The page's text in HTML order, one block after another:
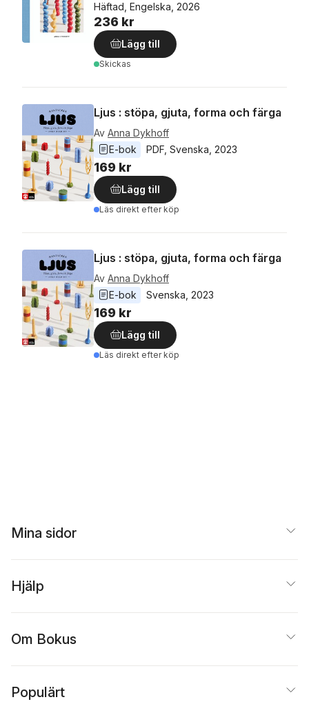
Häftad, Engelska, 2026
236 kr
Lägg till
Skickas
Ljus : stöpa, gjuta, forma och färga
Av Anna Dykhoff
E-bok
PDF Svenska 2023
169 kr
Lägg till
Läs direkt efter köp
Ljus : stöpa, gjuta, forma och färga
Av Anna Dykhoff
E-bok
Svenska 2023
169 kr
Lägg till
Läs direkt efter köp
Mina sidor
Hjälp
Om Bokus
Populärt